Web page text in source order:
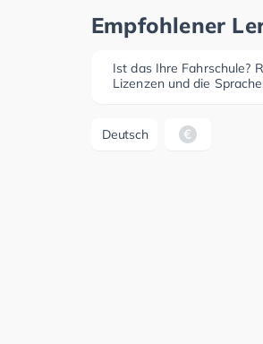
Empfohlener
Ist das Ihre Fahrschule?
Lizenzen und die
Deutsch